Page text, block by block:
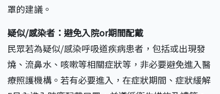
罩的建議。
疑似/感染者：避免入院or期間配戴
民眾若為疑似/感染呼吸道疾病患者，包括或出現發
燒、流鼻水、咳嗽等相關症狀等，非必要避免進入醫
療照護機構。若有必要進入，在症狀期間、症狀緩解